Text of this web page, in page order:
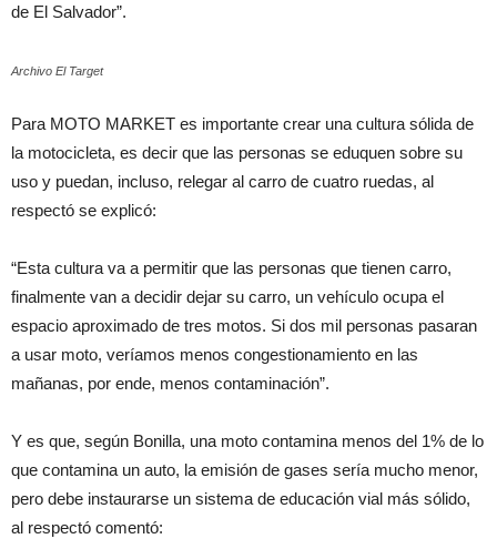
de El Salvador”.
Archivo El Target
Para MOTO MARKET es importante crear una cultura sólida de
la motocicleta, es decir que las personas se eduquen sobre su
uso y puedan, incluso, relegar al carro de cuatro ruedas, al
respectó se explicó:
“Esta cultura va a permitir que las personas que tienen carro,
finalmente van a decidir dejar su carro, un vehículo ocupa el
espacio aproximado de tres motos. Si dos mil personas pasaran
a usar moto, veríamos menos congestionamiento en las
mañanas, por ende, menos contaminación”.
Y es que, según Bonilla, una moto contamina menos del 1% de lo
que contamina un auto, la emisión de gases sería mucho menor,
pero debe instaurarse un sistema de educación vial más sólido,
al respectó comentó: